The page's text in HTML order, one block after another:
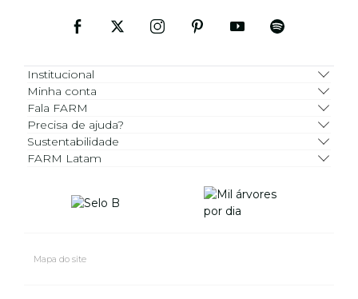
Institucional
Minha conta
Fala FARM
Precisa de ajuda?
Sustentabilidade
FARM Latam
Mapa do site